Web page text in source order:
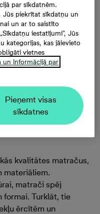
klāsts un
- 10% atlaide
Attiecas arī uz jau
darbojas līdz
kvalitātes matračus,
materiāliem.
matrači spēj
formai. Turklāt, tie
ērcītēm un
par sīkdatnēm.
Jūs piekrītat sīkdatņu un
un ar to saistīto
iestatījumi”, Jūs
kategorijas, kas jāievieto
vietnes
un Informācijā par
Pieņemt visas
sīkdatnes